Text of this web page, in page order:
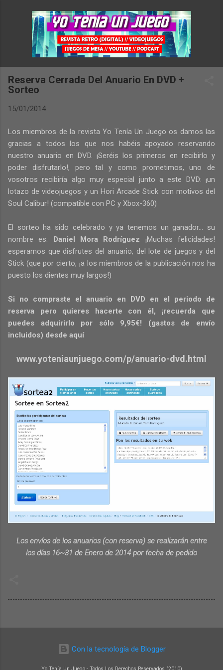
Ir al contenido principal
Reserva Cerrada Del Anuario En DVD +
Sorteo
15/01/2014
Los miembros de la revista Yo Tenía Un Juego os damos las
gracias a todos los que nos habéis apoyado reservando
nuestro anuario en DVD. ¡Seréis los primeros en recibirlo y
poder disfrutarlo!, pero tal y como prometimos, uno de
vosotros recibiría algo muy especial junto a este DVD: ¡un
lotazo de videojuegos y un Hori Arcade Stick con motivos del
Soul Calibur! (compatible con PC y Xbox-360)
El sorteo ha sido celebrado y ya tenemos un ganador... su
nombre es: Daniel Mora Rodríguez ¡Muchas felicidades!
esperamos que disfrutes del anuario, del lote de juegos y del
Stick (que por cierto, ¡a los miembros de la publicación nos ha
puesto los dientes muy largos!)
Si no compraste el anuario en DVD en el periodo de
reserva pero quieres hacerte con él, ¡recuerda que
puedes adquirirlo por sólo 9,95€! (gastos de envío
incluidos) desde aquí
www.yoteniaunjuego.com/p/anuario-dvd.html
Los envíos de los anuarios (con reserva) se realizarán entre
los días 16~31 de Enero de 2014 por fecha de pedido
Con la tecnología de Blogger